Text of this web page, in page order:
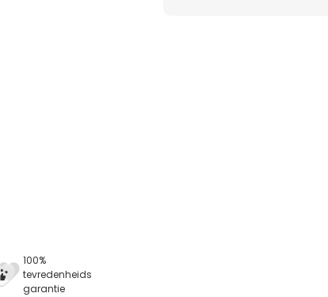
100%
tevredenheids
garantie